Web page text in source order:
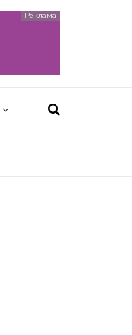
Реклама